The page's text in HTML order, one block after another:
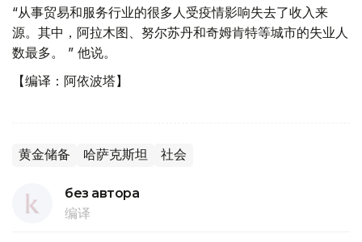
“从事贸易和服务行业的很多人受疫情影响失去了收入来
源。其中，阿拉木图、努尔苏丹和奇姆肯特等城市的失业人
数最多。 ” 他说。
【编译：阿依波塔】
黄金储备 哈萨克斯坦 社会
без автора
编译